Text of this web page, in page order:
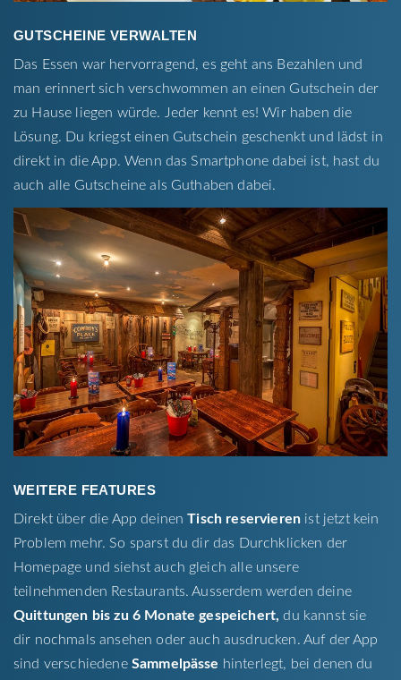
GUTSCHEINE VERWALTEN
Das Essen war hervorragend, es geht ans Bezahlen und
man erinnert sich verschwommen an einen Gutschein der
zu Hause liegen würde. Jeder kennt es! Wir haben die
Lösung. Du kriegst einen Gutschein geschenkt und lädst in
direkt in die App. Wenn das Smartphone dabei ist, hast du
auch alle Gutscheine als Guthaben dabei.
WEITERE FEATURES
Direkt über die App deinenTisch reservieren ist jetzt kein
Problem mehr. So sparst du dir das Durchklicken der
Homepage und siehst auch gleich alle unsere
teilnehmenden Restaurants. Ausserdem werden deine
Quittungen bis zu 6 Monate gespeichert, du kannst sie
dir nochmals ansehen oder auch ausdrucken. Auf der App
sind verschiedene Sammelpässe hinterlegt, bei denen du